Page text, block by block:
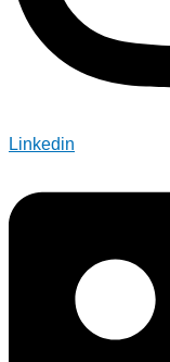
Linkedin